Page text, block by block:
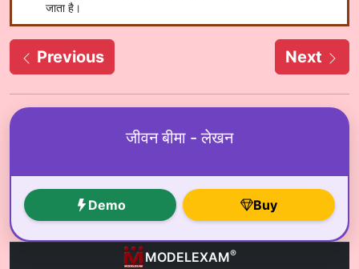
जाता है।
Previous Next
जीवन बीमा - लेखन
Demo Buy
MODELEXAM®